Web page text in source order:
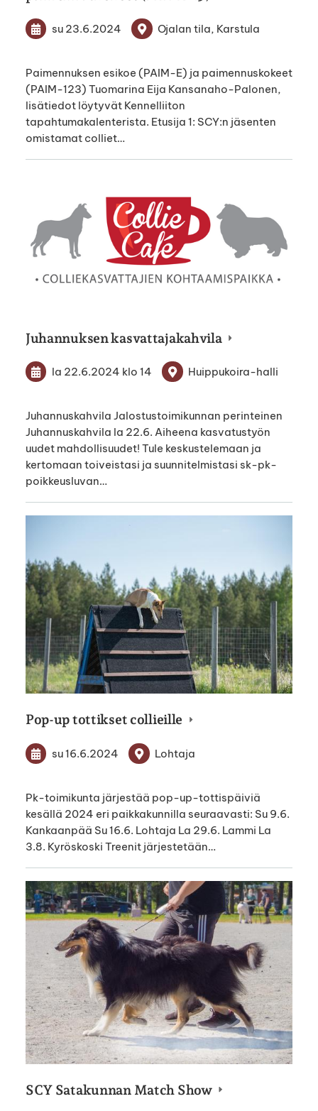
su 23.6.2024 Ojalan tila, Karstula
Paimennuksen esikoe (PAIM-E) ja paimennuskokeet
(PAIM-123) Tuomarina Eija Kansanaho-Palonen,
lisätiedot löytyvät Kennelliiton
tapahtumakalenterista. Etusija 1: SCY:n jäsenten
omistamat colliet…
Juhannuksen kasvattajakahvila
la 22.6.2024 klo 14 Huippukoira-halli
Juhannuskahvila Jalostustoimikunnan perinteinen
Juhannuskahvila la 22.6. Aiheena kasvatustyön
uudet mahdollisuudet! Tule keskustelemaan ja
kertomaan toiveistasi ja suunnitelmistasi sk-pk-
poikkeusluvan…
Pop-up tottikset collieille
su 16.6.2024 Lohtaja
Pk-toimikunta järjestää pop-up-tottispäiviä
kesällä 2024 eri paikkakunnilla seuraavasti: Su 9.6.
Kankaanpää Su 16.6. Lohtaja La 29.6. Lammi La
3.8. Kyröskoski Treenit järjestetään…
SCY Satakunnan Match Show